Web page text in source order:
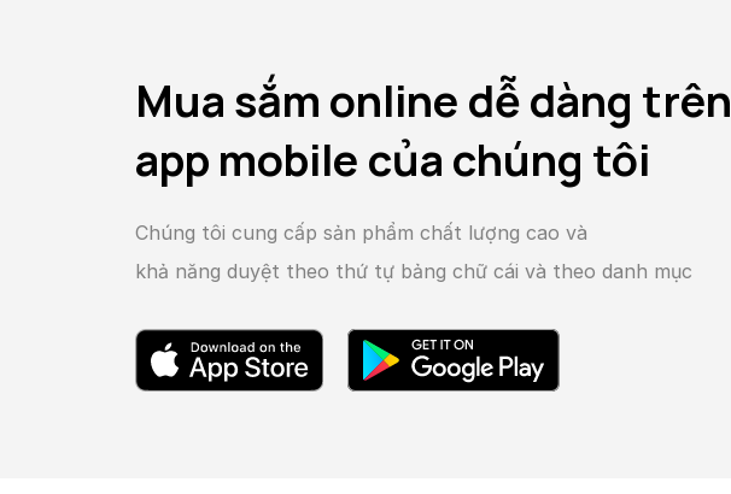
Mua sắm online dễ dàng trên
app mobile của chúng tôi
Chúng tôi cung cấp sản phẩm chất lượng cao và
khả năng duyệt theo thứ tự bảng chữ cái và theo danh mục